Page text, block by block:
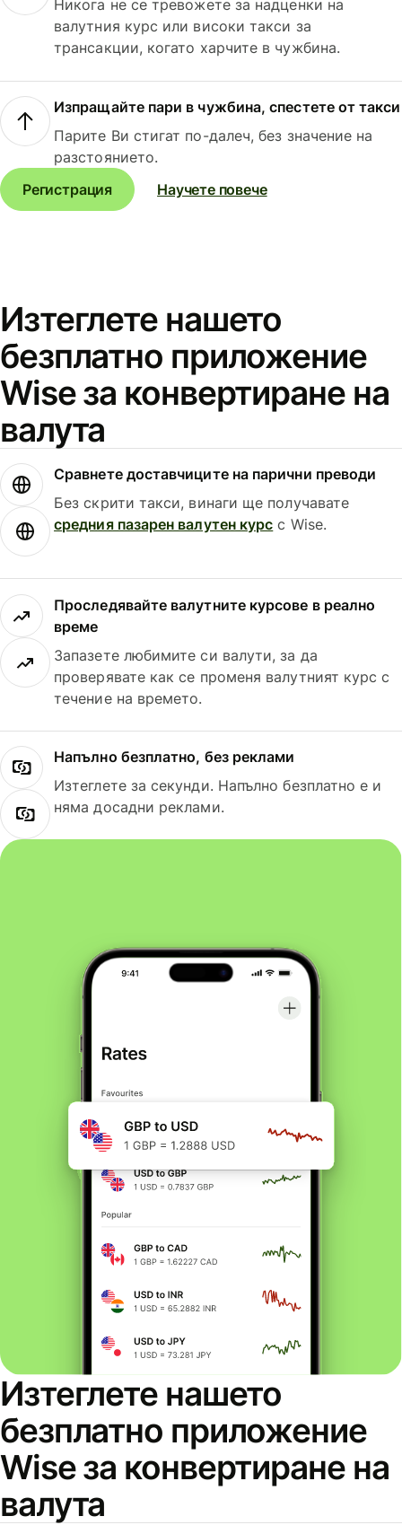
Никога не се тревожете за надценки на
валутния курс или високи такси за
трансакции, когато харчите в чужбина.
Изпращайте пари в чужбина, спестете от такси
Парите Ви стигат по-далеч, без значение на
разстоянието.
Регистрация
Научете повече
Изтеглете нашето
безплатно приложение
Wise за конвертиране на
валута
Сравнете доставчиците на парични преводи
Без скрити такси, винаги ще получавате
средния пазарен валутен курс с Wise.
Проследявайте валутните курсове в реално
време
Запазете любимите си валути, за да
проверявате как се променя валутният курс с
течение на времето.
Напълно безплатно, без реклами
Изтеглете за секунди. Напълно безплатно е и
няма досадни реклами.
Изтеглете нашето
безплатно приложение
Wise за конвертиране на
валута